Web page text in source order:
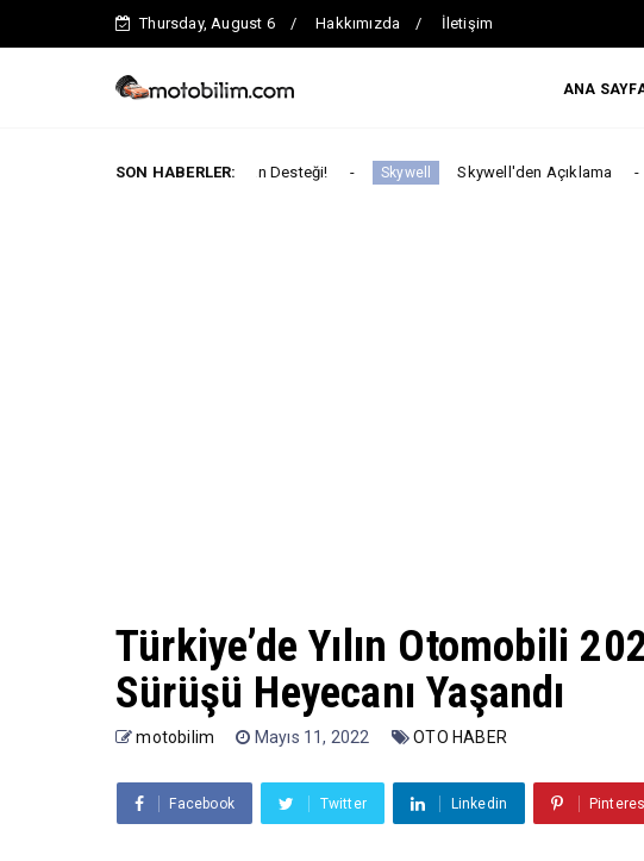
Thursday, August 6 Hakkımızda İletişim
ANA
SON HABERLER:
Varan Finansman Desteği! Skywell Skywell'den Açıklama ARABA
Türkiye’de Yılın Otomobili
Sürüşü Heyecanı Yaşandı
motobilim Mayıs 11, 2022 OTO HABER
Facebook Twitter Linkedin